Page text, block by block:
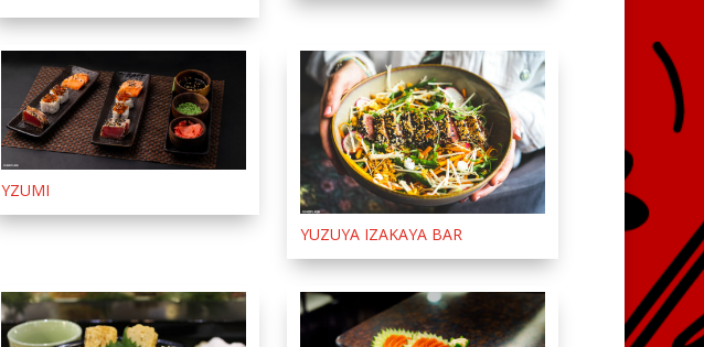
YZUMI
YUZUYA IZAKAYA BAR